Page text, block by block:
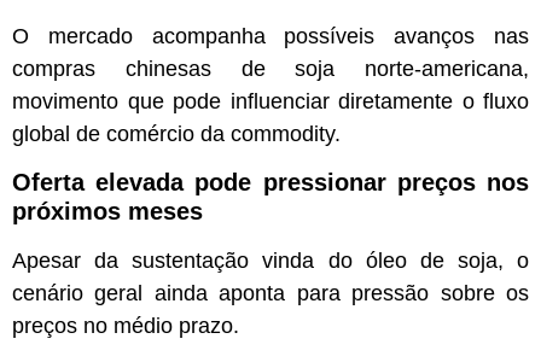
O mercado acompanha possíveis avanços nas
compras chinesas de soja norte-americana,
movimento que pode influenciar diretamente o fluxo
global de comércio da commodity.
Oferta elevada pode pressionar preços nos
próximos meses
Apesar da sustentação vinda do óleo de soja, o
cenário geral ainda aponta para pressão sobre os
preços no médio prazo.